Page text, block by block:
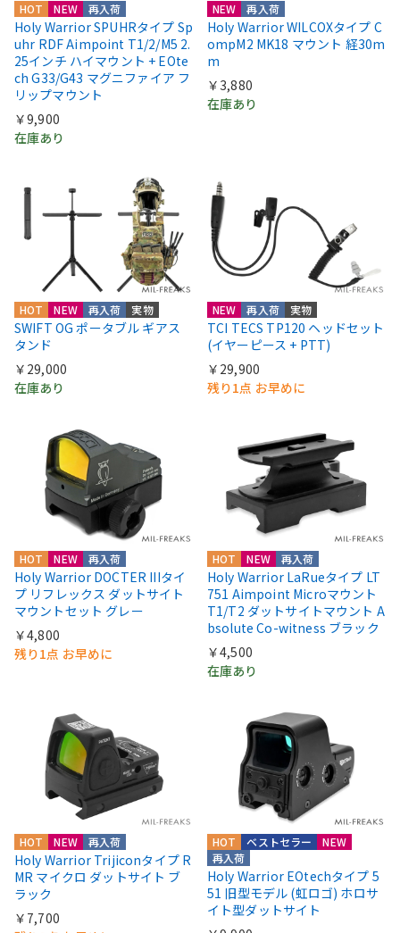
HOT NEW 再入荷
Holy Warrior SPUHRタイプ Sp
uhr RDF Aimpoint T1/2/M5 2.
25インチ ハイマウント + EOte
ch G33/G43 マグニファイア フ
リップマウント
￥9,900
在庫あり
NEW 再入荷
Holy Warrior WILCOXタイプ C
ompM2 MK18 マウント 経30m
m
￥3,880
在庫あり
HOT NEW 再入荷 実物
SWIFT OG ポータブル ギアス
タンド
￥29,000
在庫あり
NEW 再入荷 実物
TCI TECS TP120 ヘッドセット
(イヤーピース + PTT)
￥29,900
残り1点 お早めに
HOT NEW 再入荷
Holy Warrior DOCTER IIIタイ
プ リフレックス ダットサイト
マウントセット グレー
￥4,800
残り1点 お早めに
HOT NEW 再入荷
Holy Warrior LaRueタイプ LT
751 Aimpoint Microマウント
T1/T2 ダットサイトマウント A
bsolute Co-witness ブラック
￥4,500
在庫あり
HOT NEW 再入荷
Holy Warrior Trijiconタイプ R
MR マイクロ ダットサイト ブ
ラック
￥7,700
HOT
NEW
再入荷
ベストセラー
Holy Warrior EOtechタイプ 5
51 旧型モデル (虹ロゴ) ホロサ
イト型ダットサイト